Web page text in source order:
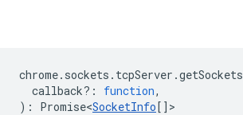
chrome. sockets . tcpServer .getSockets
callback? : function,
) : Promise<SocketInfo[] >